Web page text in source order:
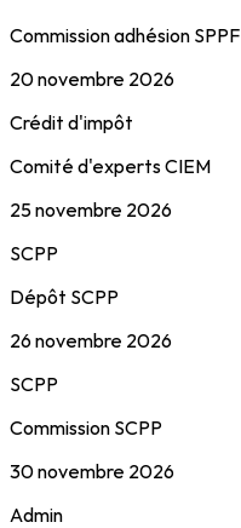
Commission adhésion SPPF
20 novembre 2026
Crédit d'impôt
Comité d'experts CIEM
25 novembre 2026
SCPP
Dépôt SCPP
26 novembre 2026
SCPP
Commission SCPP
30 novembre 2026
Admin